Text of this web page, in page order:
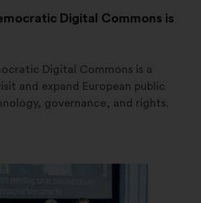
Digital Commons is
Digital Commons is a
and expand European public
governance, and rights.